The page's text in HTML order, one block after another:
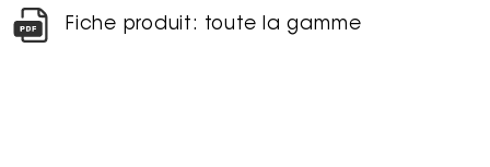
Fiche produit: toute la gamme